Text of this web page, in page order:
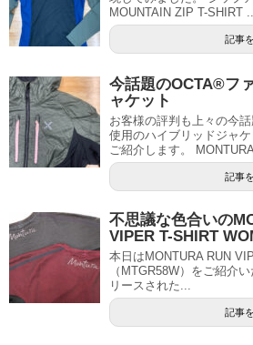
MOUNTAIN ZIP T-SHIRT ...
記事
今話題のOCTA®フ
ャケット
お客様の評判も上々の今
使用のハイブリッドジャ
ご紹介します。 MONTURA
記事
不思議な色合いの
VIPER T-SHIRT
本日はMONTURA RUN
（MTGR58W）をご紹介
リースされた...
記事